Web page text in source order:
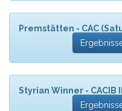
Premstätten - CAC
Styrian Winner - CACIB II